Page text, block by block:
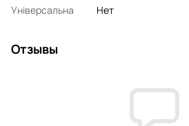
Універсальна
Нет
Отзывы